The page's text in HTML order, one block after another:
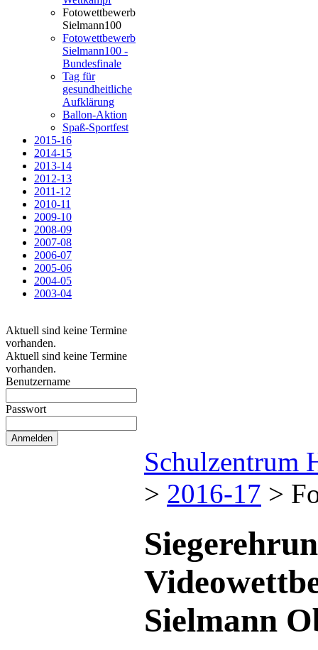
Fotowettbewerb
Sielmann100
Fotowettbewerb
Sielmann100 -
Bundesfinale
Tag für
gesundheitliche
Aufklärung
Ballon-Aktion
Spaß-Sportfest
2015-16
2014-15
2013-14
2012-13
2011-12
2010-11
2009-10
2008-09
2007-08
2006-07
2005-06
2004-05
2003-04
Aktuell sind keine Termine
vorhanden.
Aktuell sind keine Termine
vorhanden.
Benutzername
Passwort
Schulzentrum
> 2016-17 >
Sielmann